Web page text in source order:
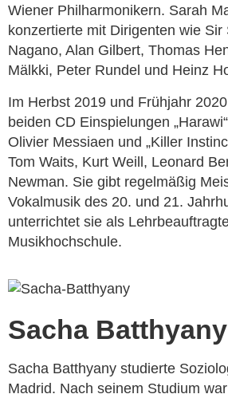
Wiener Philharmonikern. Sarah
konzertierte mit Dirigenten wie
Nagano, Alan Gilbert, Thomas
Mälkki, Peter Rundel und Heinz
Im Herbst 2019 und Frühjahr
beiden CD Einspielungen
Olivier Messiaen und „Killer
Tom Waits, Kurt Weill, Leonard
Newman. Sie gibt regelmäßig
Vokalmusik des 20. und 21.
unterrichtet sie als
Musikhochschule.
Sacha Batthyany
Sacha Batthyany studierte
Madrid. Nach seinem Studium